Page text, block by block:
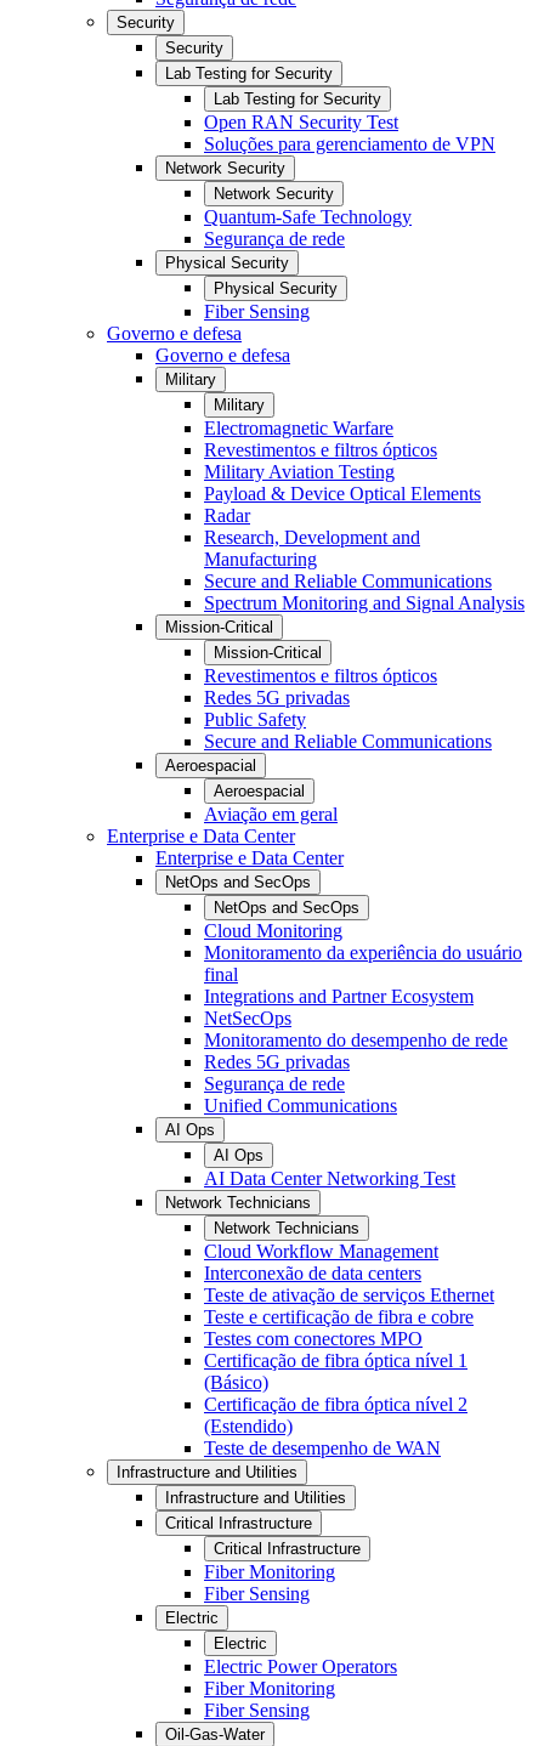
Security
Security
Lab Testing for Security
Lab Testing for Security
Open RAN Security Test
Soluções para gerenciamento de VPN
Network Security
Network Security
Quantum-Safe Technology
Segurança de rede
Physical Security
Physical Security
Fiber Sensing
Governo e defesa
Governo e defesa
Military
Military
Electromagnetic Warfare
Revestimentos e filtros ópticos
Military Aviation Testing
Payload & Device Optical Elements
Radar
Research, Development and
Manufacturing
Secure and Reliable Communications
Spectrum Monitoring and Signal Analysis
Mission-Critical
Mission-Critical
Revestimentos e filtros ópticos
Redes 5G privadas
Public Safety
Secure and Reliable Communications
Aeroespacial
Aeroespacial
Aviação em geral
Enterprise e Data Center
Enterprise e Data Center
NetOps and SecOps
NetOps and SecOps
Cloud Monitoring
Monitoramento da experiência do usuário
final
Integrations and Partner Ecosystem
NetSecOps
Monitoramento do desempenho de rede
Redes 5G privadas
Segurança de rede
Unified Communications
AI Ops
AI Ops
AI Data Center Networking Test
Network Technicians
Network Technicians
Cloud Workflow Management
Interconexão de data centers
Teste de ativação de serviços Ethernet
Teste e certificação de fibra e cobre
Testes com conectores MPO
Certificação de fibra óptica nível 1
(Básico)
Certificação de fibra óptica nível 2
(Estendido)
Teste de desempenho de WAN
Infrastructure and Utilities
Infrastructure and Utilities
Critical Infrastructure
Critical Infrastructure
Fiber Monitoring
Fiber Sensing
Electric
Electric
Electric Power Operators
Fiber Monitoring
Fiber Sensing
Oil-Gas-Water